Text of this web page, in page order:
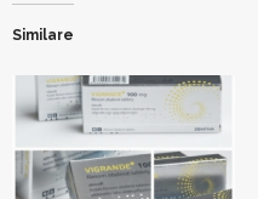
Similare